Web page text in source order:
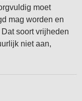
moet
mag worden en
soort vrijheden
niet aan,